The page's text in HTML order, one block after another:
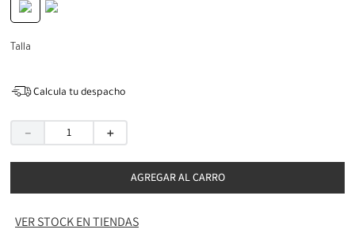
Talla
Calcula tu despacho
＋
－
AGREGAR AL CARRO
VER STOCK EN TIENDAS